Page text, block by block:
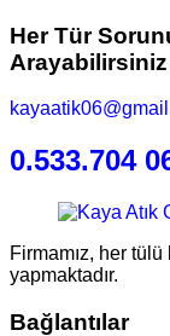
Her Tür
Arayabilirsiniz
0.533.704
Firmamız, her tülü
yapmaktadır.
Bağlantılar